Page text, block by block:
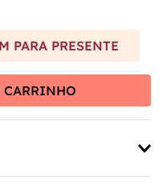
PARA PRESENTE